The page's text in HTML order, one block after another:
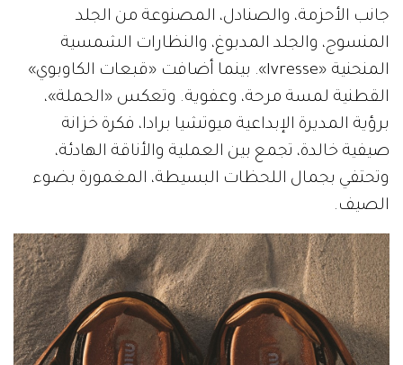
جانب الأحزمة، والصنادل، المصنوعة من الجلد
المنسوج، والجلد المدبوغ، والنظارات الشمسية
المنحنية «Ivresse». بينما أضافت «قبعات الكاوبوي»
القطنية لمسة مرحة، وعفوية. وتعكس «الحملة»،
برؤية المديرة الإبداعية ميوتشيا برادا، فكرة خزانة
صيفية خالدة، تجمع بين العملية والأناقة الهادئة،
وتحتفي بجمال اللحظات البسيطة، المغمورة بضوء
الصيف.